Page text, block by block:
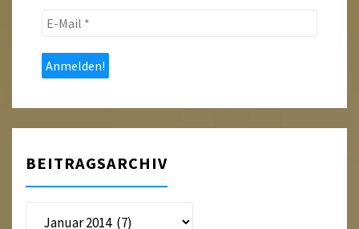
E-
*
BEITRAGSARCHIV
Beitragsarchiv